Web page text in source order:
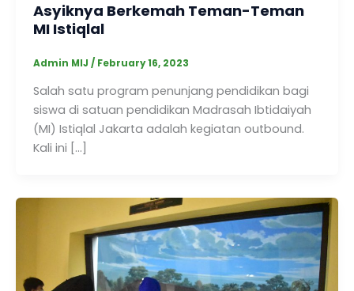
Asyiknya Berkemah Teman-Teman
MI Istiqlal
Admin MIJ / February 16, 2023
Salah satu program penunjang pendidikan bagi
siswa di satuan pendidikan Madrasah Ibtidaiyah
(MI) Istiqlal Jakarta adalah kegiatan outbound.
Kali ini […]